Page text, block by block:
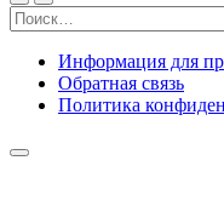
Найти:
Информация для
Обратная связь
Политика